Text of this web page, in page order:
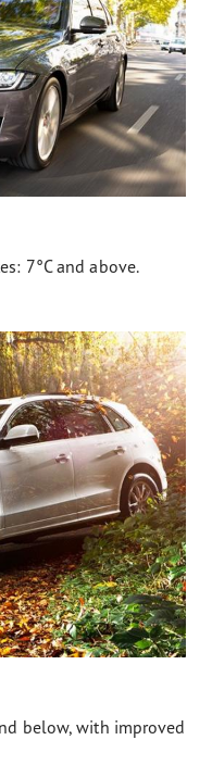
7°C and above.
below, with improved